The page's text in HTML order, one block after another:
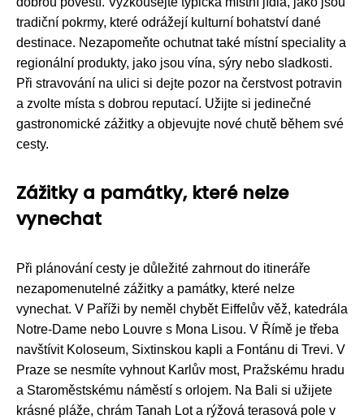
tradiční pokrmy, které odrážejí kulturní bohatství dané
destinace. Nezapomeňte ochutnat také místní speciality a
regionální produkty, jako jsou vína, sýry nebo sladkosti.
Při stravování na ulici si dejte pozor na čerstvost potravin
a zvolte místa s dobrou reputací. Užijte si jedinečné
gastronomické zážitky a objevujte nové chutě během své
cesty.
Zážitky a památky, které nelze
vynechat
Při plánování cesty je důležité zahrnout do itineráře
nezapomenutelné zážitky a památky, které nelze
vynechat. V Paříži by neměl chybět Eiffelův věž, katedrála
Notre-Dame nebo Louvre s Mona Lisou. V Římě je třeba
navštívit Koloseum, Sixtinskou kapli a Fontánu di Trevi. V
Praze se nesmíte vyhnout Karlův most, Pražskému hradu
a Staroměstskému náměstí s orlojem. Na Bali si užijete
krásné pláže, chrám Tanah Lot a rýžová terasová pole v